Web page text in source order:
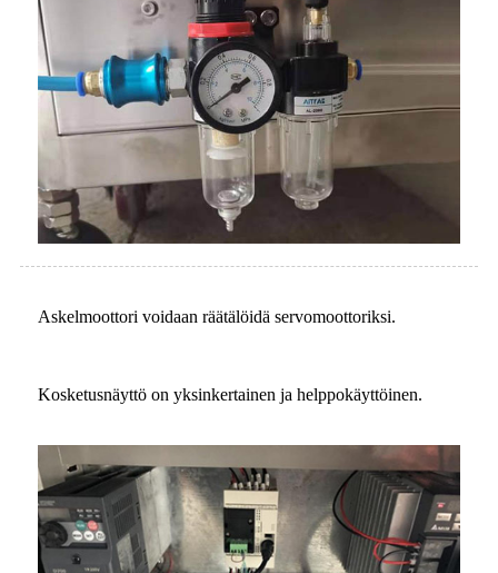
Askelmoottori voidaan räätälöidä servomoottoriksi.
Kosketusnäyttö on yksinkertainen ja helppokäyttöinen.